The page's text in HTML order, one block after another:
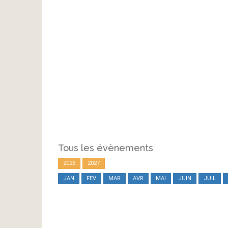
Tous les évènements
2026 2027
JAN FEV MAR AVR MAI JUIN JUIL